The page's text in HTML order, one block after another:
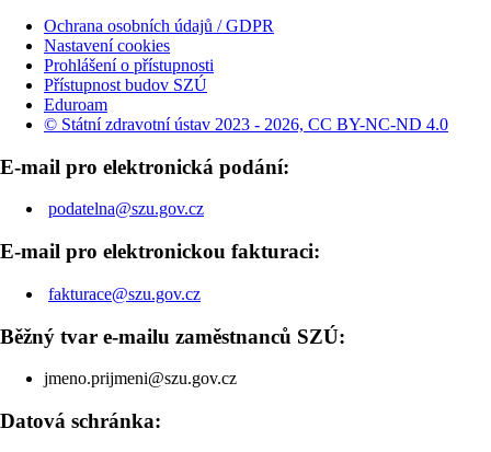
Ochrana osobních údajů / GDPR
Nastavení cookies
Prohlášení o přístupnosti
Přístupnost budov SZÚ
Eduroam
© Státní zdravotní ústav 2023 - 2026, CC BY-NC-ND 4.0
E-mail pro elektronická podání:
podatelna@szu.gov.cz
E-mail pro elektronickou fakturaci:
fakturace@szu.gov.cz
Běžný tvar e-mailu zaměstnanců SZÚ:
jmeno.prijmeni@szu.gov.cz
Datová schránka: